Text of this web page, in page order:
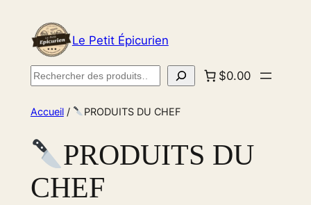
contenu
Le Petit Épicurien
Rechercher $0.00
Accueil/ PRODUITS DU CHEF
PRODUITS DU
CHEF